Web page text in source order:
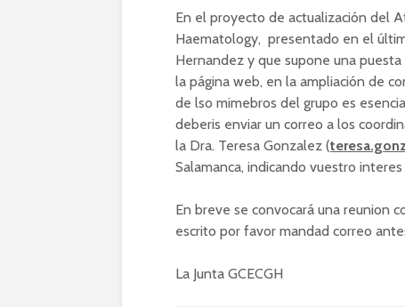
En el proyecto de actualización del
Haematology, presentado en el
Hernandez y que supone una
la página web, en la ampliación de
de lso mimebros del grupo es
deberis enviar un correo a los
la Dra. Teresa Gonzalez (
Salamanca, indicando vuestro
En breve se convocará una reunion
escrito por favor mandad correo
La Junta GCECGH